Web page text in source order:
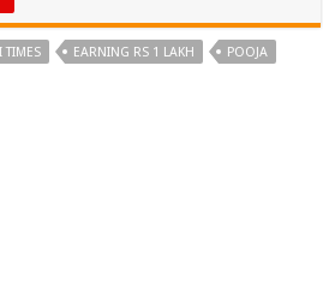
TIMES EARNING RS 1 LAKH
POOJA